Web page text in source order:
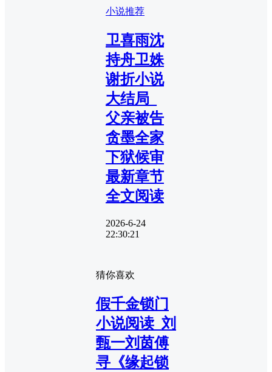
小说推荐
卫喜雨沈
持舟卫姝
谢折小说
大结局_
父亲被告
贪墨全家
下狱候审
最新章节
全文阅读
2026-6-24
22:30:21
猜你喜欢
假千金锁门
小说阅读_刘
甄一刘茵傅
寻《缘起锁